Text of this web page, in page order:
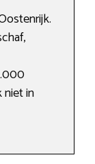
niet in